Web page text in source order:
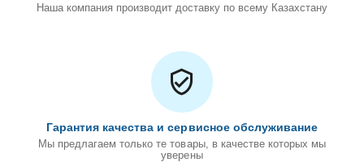
Наша компания производит доставку по всему Казахстану
Гарантия качества и сервисное обслуживание
Мы предлагаем только те товары, в качестве которых мы
уверены